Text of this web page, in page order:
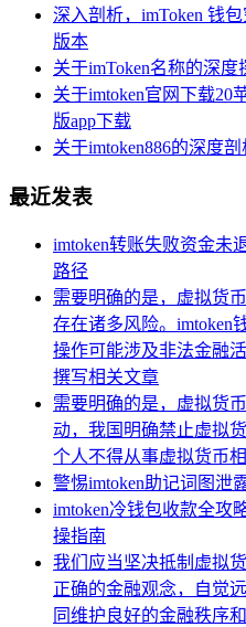
深入剖析，imToken 钱
版本
关于imToken名称的深
关于imtoken官网下载20
版app下载
关于imtoken886的深度
最近发表
imtoken转账失败资金未
路径
需要明确的是，虚拟货
存在诸多风险。imtoken
操作可能涉及非法金融
撰写相关文章
需要明确的是，虚拟货
动，我国明确禁止虚拟
个人不得从事虚拟货币
警惕imtoken助记词图泄
imtoken冷钱包收款全攻
操指南
我们应当坚决抵制虚拟
正确的金融观念，自觉
同维护良好的金融秩序